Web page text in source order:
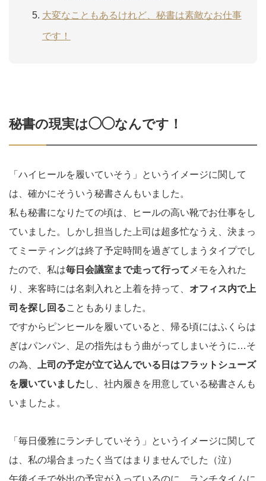
大変なこともあるけれど、秘書は素敵なお仕事
です！
秘書の現実は◯◯なんです！
「ハイヒールを履いていそう」というイメージに関して
は、確かにそういう秘書さんもいました。
私も秘書になりたての頃は、ヒールの高い靴でお仕事をし
ていました。しかし担当した上司は超多忙なうえ、決まっ
てミーティングは終了予定時間を過ぎてしまうタイプでし
たので、私は毎日会議室まで走って行って メモを入れた
り、来客時には名刺入れと上着を持って、 オフィス内で上
司を探し回ることもありました。
ですからピンヒールを履いていると、帰る頃にはふくらは
ぎはパンパン、足の指先はもう曲がってしまいそうに…そ
の為、
上司の予定が立て込んでいる日はフラットシューズ
を履いていました し、社内履きを用意している秘書さんも
いましたよ。
「毎日優雅にランチしていそう」というイメージに関して
は、私の場合まったく当てはまりませんでした（泣）